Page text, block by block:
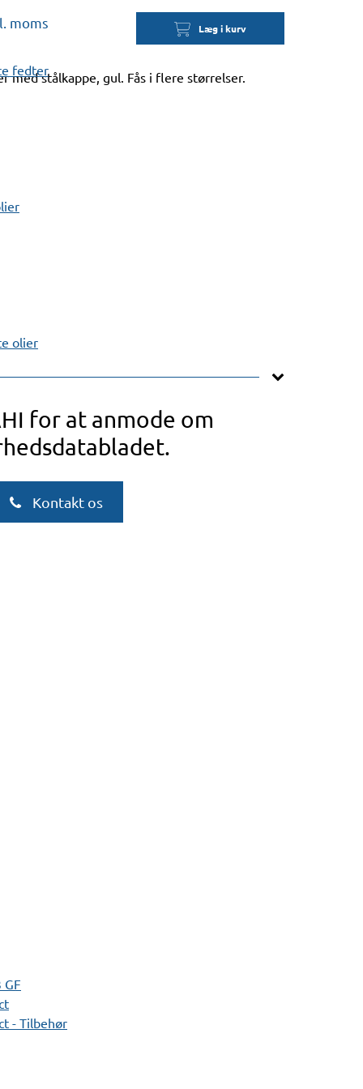
fedter
olier
GF
- Tilbehør
moms Læg i kurv
med stålkappe, gul. Fås i flere størrelser.
for at anmode om
Kontakt os